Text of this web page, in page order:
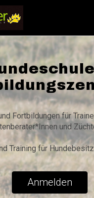
Fortbildungen für
und
Training für
Anmelden